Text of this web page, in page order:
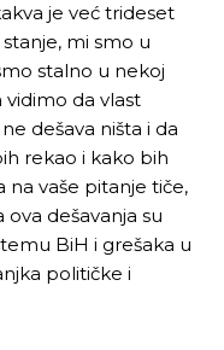
je već trideset
mi smo u
stalno u nekoj
da vlast
dešava ništa i da
rekao i kako bih
na vaše pitanje tiče,
dešavanja su
BiH i grešaka u
političke i